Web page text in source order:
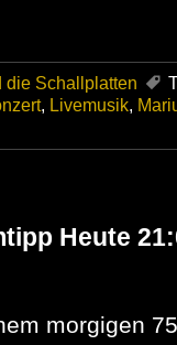
die Schallplatten
, Livemusik,
Heute
morgigen